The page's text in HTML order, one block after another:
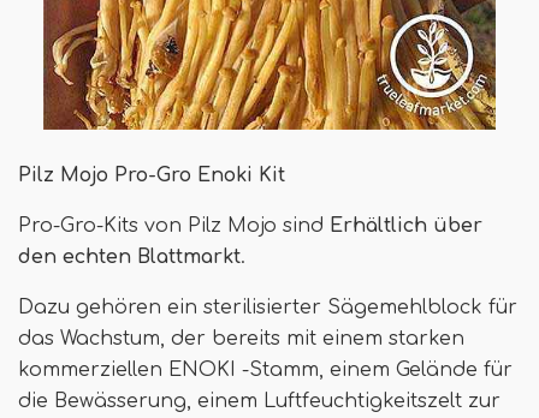
Pilz Mojo Pro-Gro Enoki Kit
Pro-Gro-Kits von Pilz Mojo sind Erhältlich über
den echten Blattmarkt.
Dazu gehören ein sterilisierter Sägemehlblock für
das Wachstum, der bereits mit einem starken
kommerziellen ENOKI -Stamm, einem Gelände für
die Bewässerung, einem Luftfeuchtigkeitszelt zur